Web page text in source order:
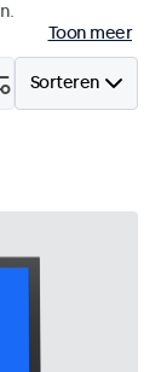
Toon meer
Sorteren